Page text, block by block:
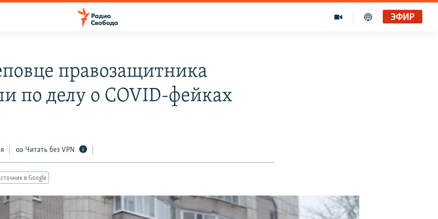
ЭФИР
правозащитника
по делу о COVID-фейках
Читать без VPN
в Google